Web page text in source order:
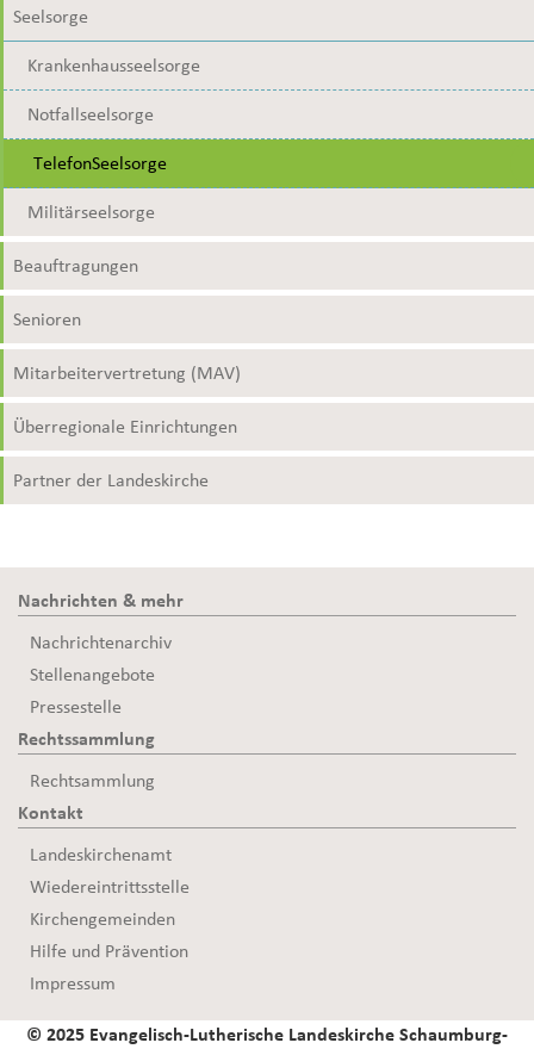
Seelsorge
Krankenhausseelsorge
Notfallseelsorge
TelefonSeelsorge
Militärseelsorge
Beauftragungen
Senioren
Mitarbeitervertretung (MAV)
Überregionale Einrichtungen
Partner der Landeskirche
Nachrichten & mehr
Nachrichtenarchiv
Stellenangebote
Pressestelle
Rechtssammlung
Rechtsammlung
Kontakt
Landeskirchenamt
Wiedereintrittsstelle
Kirchengemeinden
Hilfe und Prävention
Impressum
© 2025 Evangelisch-Lutherische Landeskirche Schaumburg-